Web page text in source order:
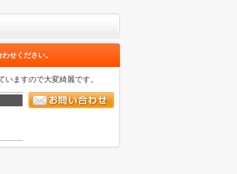
せください。
ますので大変綺麗です。